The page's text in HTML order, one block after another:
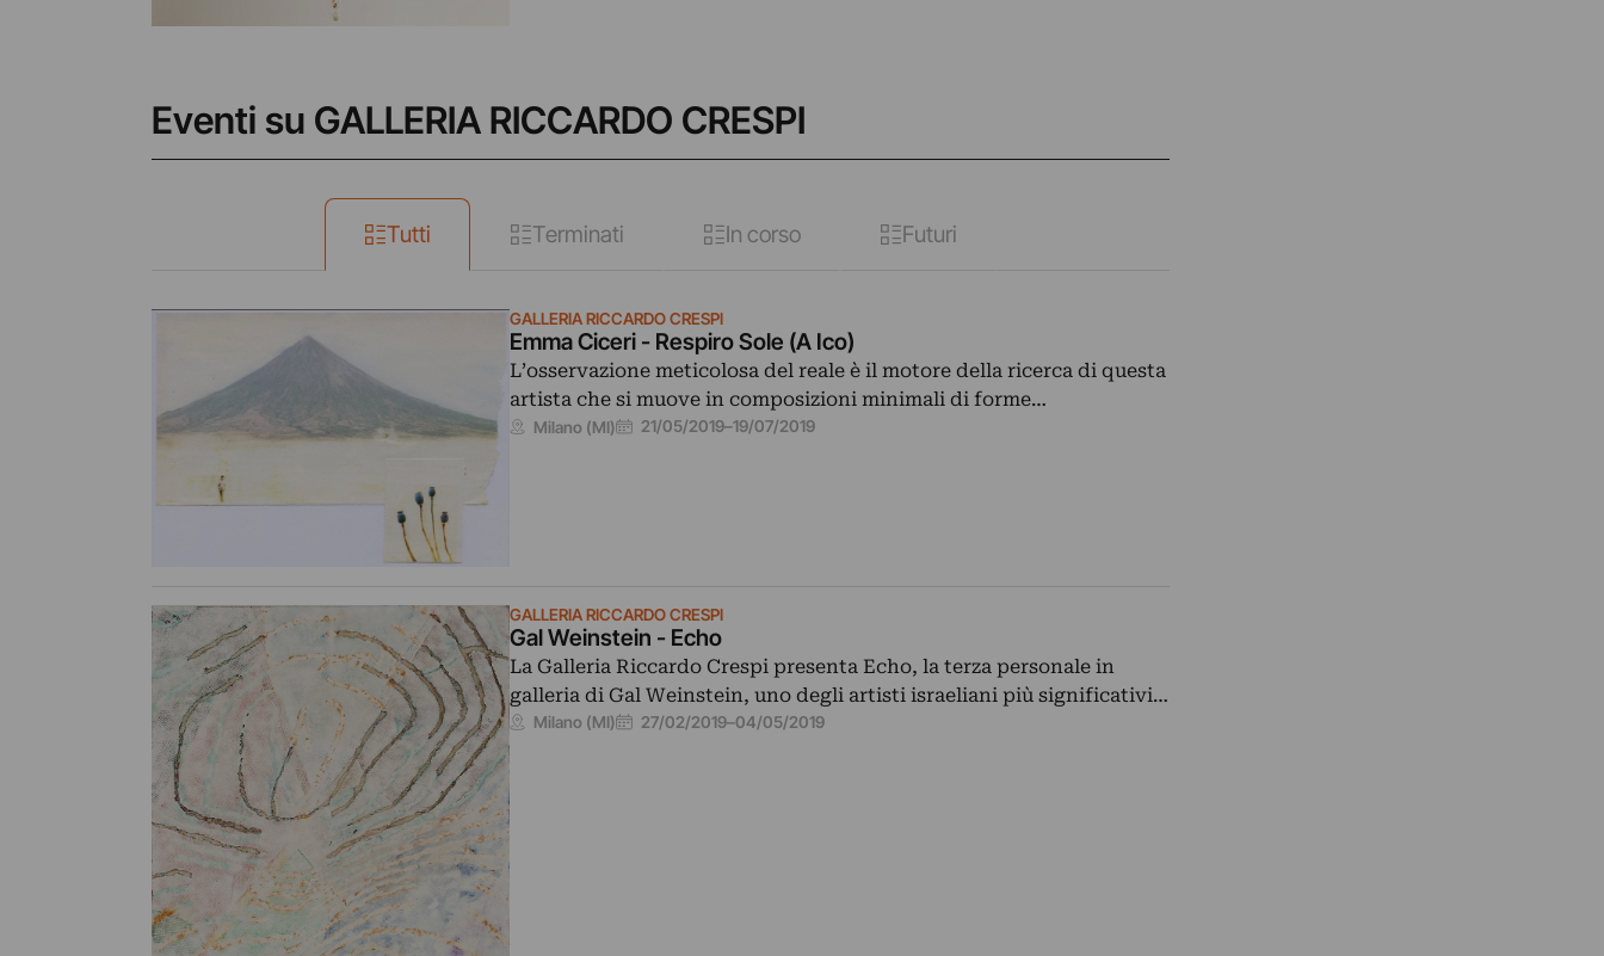
Eventi su GALLERIA RICCARDO CRESPI
Tutti Terminati In corso Futuri
GALLERIA RICCARDO CRESPI
Emma Ciceri - Respiro Sole (A Ico)
L’osservazione meticolosa del reale è il motore della ricerca di questa
artista che si muove in composizioni minimali di forme…
Milano (MI) 21/05/2019–19/07/2019
GALLERIA RICCARDO CRESPI
Gal Weinstein - Echo
La Galleria Riccardo Crespi presenta Echo, la terza personale in
galleria di Gal Weinstein, uno degli artisti israeliani più significativi…
Milano (MI) 27/02/2019–04/05/2019